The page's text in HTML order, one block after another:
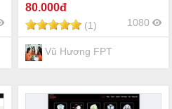
80.000đ
(1) 1080
Vũ Hương FPT